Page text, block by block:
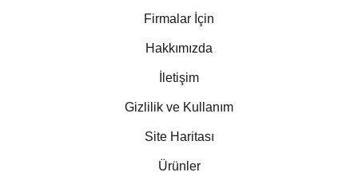
Firmalar İçin
Hakkımızda
İletişim
Gizlilik ve Kullanım
Site Haritası
Ürünler